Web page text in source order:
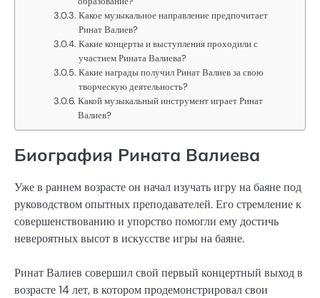
Какое музыкальное направление предпочитает
Ринат Валиев?
Какие концерты и выступления проходили с
участием Рината Валиева?
Какие награды получил Ринат Валиев за свою
творческую деятельность?
Какой музыкальный инструмент играет Ринат
Валиев?
Биография Рината Валиева
Уже в раннем возрасте он начал изучать игру на баяне под
руководством опытных преподавателей. Его стремление к
совершенствованию и упорство помогли ему достичь
невероятных высот в искусстве игры на баяне.
Ринат Валиев совершил свой первый концертный выход в
возрасте 14 лет, в котором продемонстрировал свои